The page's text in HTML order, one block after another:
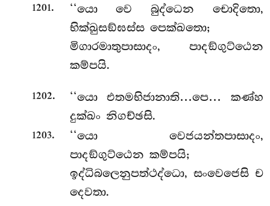
1201.
‘‘යො වෙ බුද්ධෙන චොදිතො,
භික්ඛුසඞ්ඝස්ස පෙක්ඛතො;
මිගාරමාතුපාසාදං, පාදඞ්ගුට්ඨෙන
කම්පයි.
1202.
‘‘යො එතමභිජානාති…පෙ… කණ්හ
දුක්ඛං නිගච්ඡසි.
1203. ‘‘යො වෙජයන්තපාසාදං,
පාදඞ්ගුට්ඨෙන කම්පයි;
ඉද්ධිබලෙනුපත්ථද්ධො, සංවෙජෙසි ච
දෙවතා.